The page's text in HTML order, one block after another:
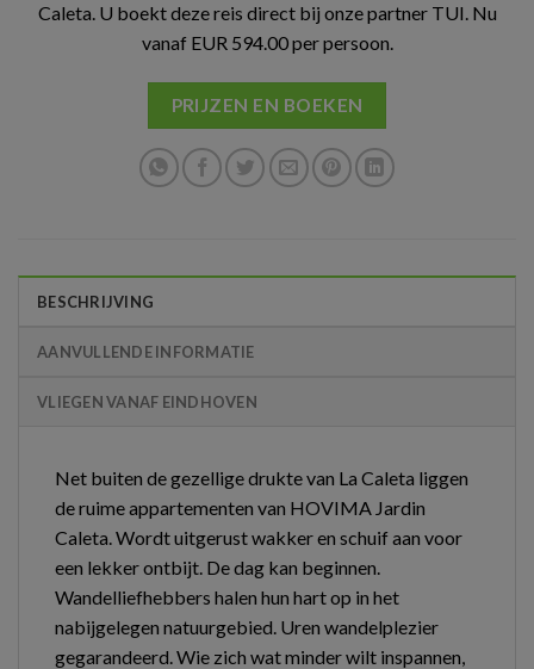
Caleta. U boekt deze reis direct bij onze partner TUI. Nu
vanaf EUR 594.00 per persoon.
PRIJZEN EN BOEKEN
BESCHRIJVING
AANVULLENDE INFORMATIE
VLIEGEN VANAF EINDHOVEN
Net buiten de gezellige drukte van La Caleta liggen
de ruime appartementen van HOVIMA Jardin
Caleta. Wordt uitgerust wakker en schuif aan voor
een lekker ontbijt. De dag kan beginnen.
Wandelliefhebbers halen hun hart op in het
nabijgelegen natuurgebied. Uren wandelplezier
gegarandeerd. Wie zich wat minder wilt inspannen,